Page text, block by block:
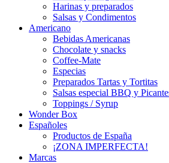
Harinas y preparados
Salsas y Condimentos
Americano
Bebidas Americanas
Chocolate y snacks
Coffee-Mate
Especias
Preparados Tartas y Tortitas
Salsas especial BBQ y
Toppings / Syrup
Wonder Box
Españoles
Productos de España
¡ZONA IMPERFECTA!
Marcas